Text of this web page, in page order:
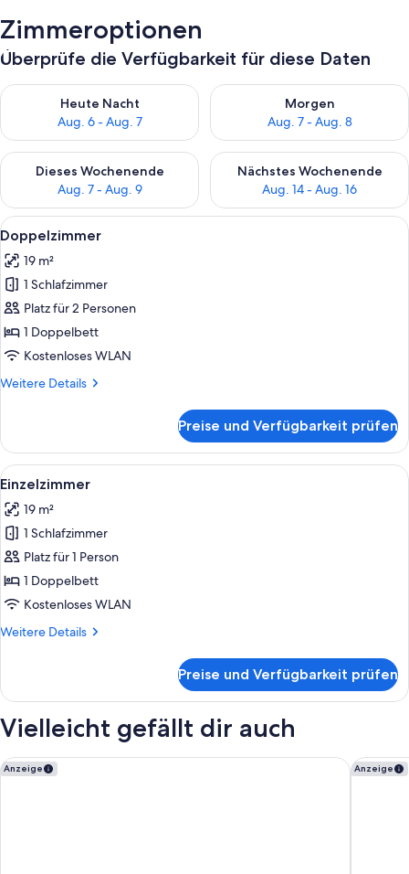
Zimmeroptionen
Überprüfe die Verfügbarkeit für diese Daten
Heute Nacht
Aug. 6 - Aug. 7
Überprüfe die Verfügbarkeit für heute Nacht, Aug. 6 - Aug. 7.
Morgen
Aug. 7 - Aug. 8
Überprüfe die Verfügbarkeit
Dieses Wochenende
Aug. 7 - Aug. 9
Überprüfe die Verfügbarkeit für dieses Wochenende, Aug. 7
Nächstes Wochenende
Aug. 14 - Aug. 16
Überprüfe die Verfügbarkeit
Alle
Fotos
für
Doppelzimmer
anzeigen
Minibar, Zimmersafe, Schreibtisch,
4
Doppelzimmer
19 m²
1 Schlafzimmer
Platz für 2 Personen
1 Doppelbett
Kostenloses WLAN
Weitere Details
Weitere
Preise und Verfügbarkeit prüfen
Alle
Fotos
für
Einzelzimmer
anzeigen
Minibar, Zimmersafe, Schreibtisch,
4
Einzelzimmer
19 m²
1 Schlafzimmer
Platz für 1 Person
1 Doppelbett
Kostenloses WLAN
Weitere Details
Weitere
Preise und Verfügbarkeit prüfen
Vielleicht gefällt dir auch
Anzeige
ibis budget Dresden City Anzeige
Holiday